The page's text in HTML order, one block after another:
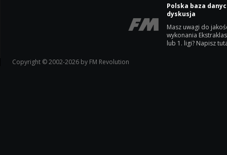
Polska baza
dyskusja
Masz uwagi do
wykonania
lub 1. ligi? Napisz
Copyright © 2002-2026 by FM Revolution